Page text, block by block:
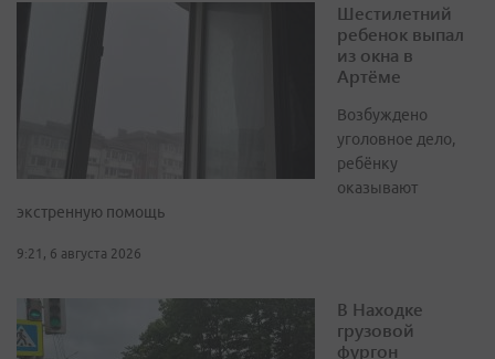
Шестилетний
ребенок выпал
из окна в
Артёме
Возбуждено
уголовное дело,
ребёнку
оказывают
экстренную помощь
9:21, 6 августа 2026
В Находке
грузовой
фургон